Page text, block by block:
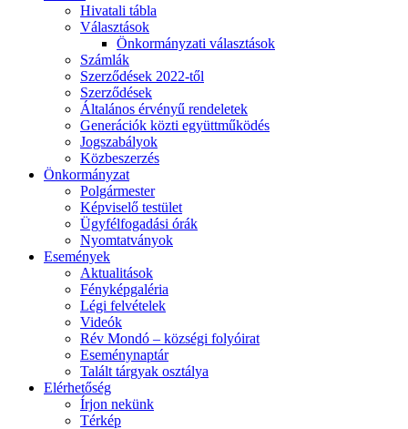
Hivatali tábla
Választások
Önkormányzati választások
Számlák
Szerződések 2022-től
Szerződések
Általános érvényű rendeletek
Generációk közti együttműködés
Jogszabályok
Közbeszerzés
Önkormányzat
Polgármester
Képviselő testület
Ügyfélfogadási órák
Nyomtatványok
Események
Aktualitások
Fényképgaléria
Légi felvételek
Videók
Rév Mondó – községi folyóirat
Eseménynaptár
Talált tárgyak osztálya
Elérhetőség
Írjon nekünk
Térkép